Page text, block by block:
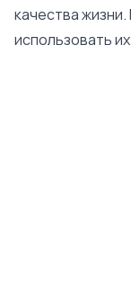
качества
использовать